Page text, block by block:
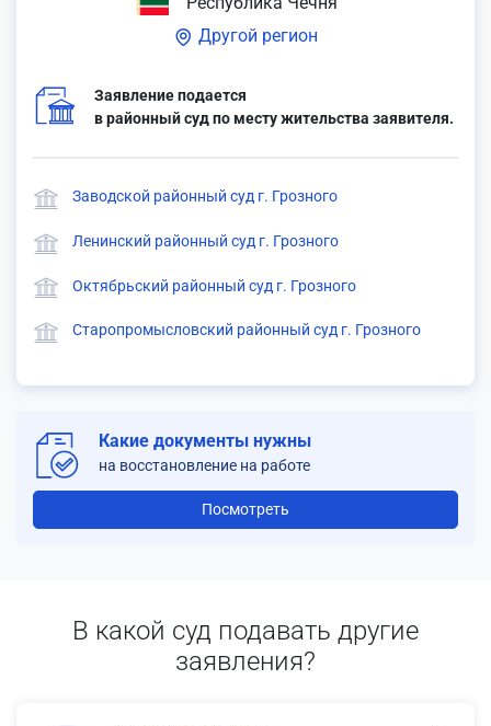
Другой регион
Заявление подается
в районный суд по месту жительства заявителя.
Заводской районный суд г. Грозного
Ленинский районный суд г. Грозного
Октябрьский районный суд г. Грозного
Старопромысловский районный суд г. Грозного
Какие документы нужны
на восстановление на работе
Посмотреть
В какой суд подавать другие
заявления?